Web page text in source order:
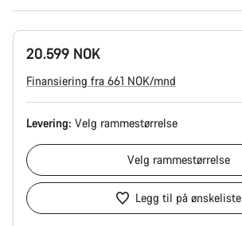
20.599 NOK
Finansiering fra 661 NOK/mnd
Levering: Velg rammestørrelse
Velg rammestørrelse
Legg til på ønskeliste